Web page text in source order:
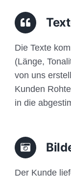
Die Texte
(Länge,
von uns
Kunden
in die
Der Kunde